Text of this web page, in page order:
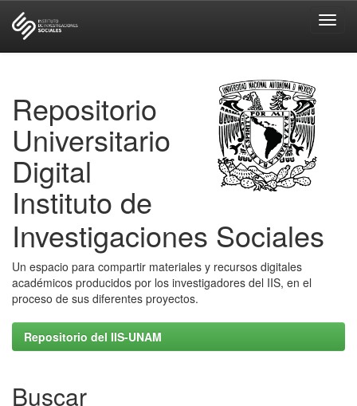
Repositorio
Universitario
Digital
Instituto de
Investigaciones Sociales
Un espacio para compartir materiales y recursos digitales
académicos producidos por los investigadores del IIS, en el
proceso de sus diferentes proyectos.
Repositorio del IIS-UNAM
Buscar